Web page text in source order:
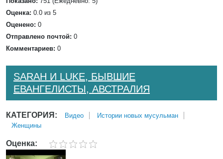
Оценка: 0.0 из 5
Оценено: 0
Отправлено почтой: 0
Комментариев: 0
SARAH И LUKE, БЫВШИЕ
ЕВАНГЕЛИСТЫ, АВСТРАЛИЯ
КАТЕГОРИЯ: Bидео
Истории новых мусульман
Женщины
Оценка: